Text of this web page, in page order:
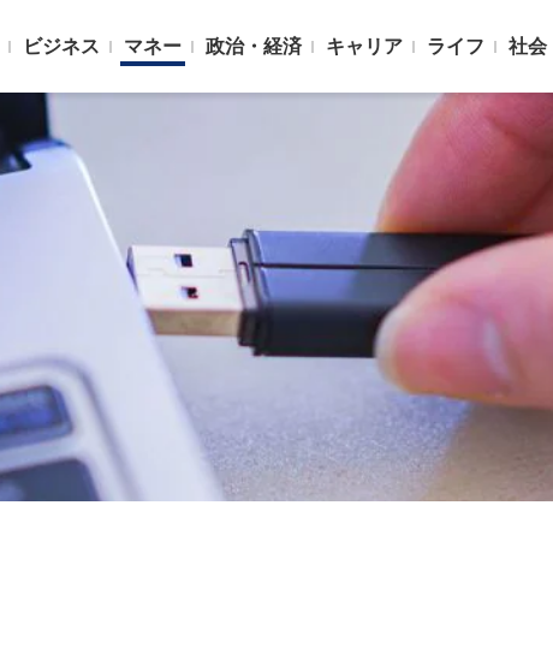
ビジネス マネー 政治・経済 キャリア ライフ 社会